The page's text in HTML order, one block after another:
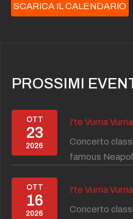
SCARICA IL CALENDARIO
PROSSIMI
OTT
23
2026
I'te Vurria
Concerto
famous
OTT
16
2026
I'te Vurria
Concerto